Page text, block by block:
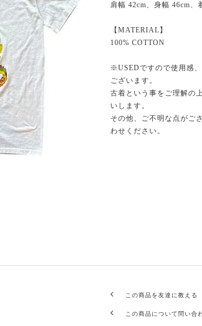
肩幅 42cm、身幅 46cm、
【MATERIAL】
100% COTTON
※USEDですので使用感
ございます。
古着という事をご理解の
いします。
その他、ご不明な点がご
わせください。
この商品を友達に教える
この商品について問い合